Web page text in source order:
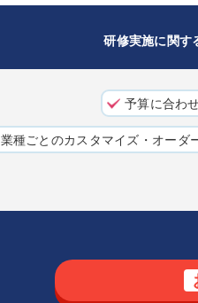
研修実施に関す
予算に合わ
業種ごとのカスタマイズ・オーダ